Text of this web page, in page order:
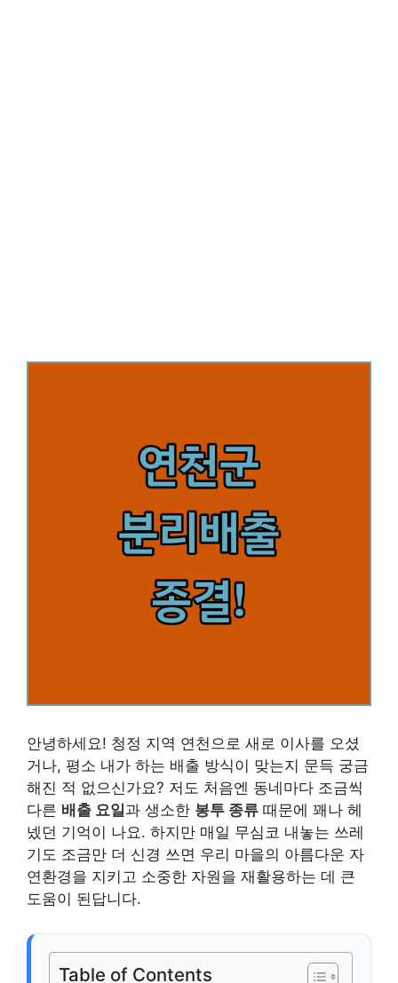
안녕하세요! 청정 지역 연천으로 새로 이사를 오셨
거나, 평소 내가 하는 배출 방식이 맞는지 문득 궁금
해진 적 없으신가요? 저도 처음엔 동네마다 조금씩
다른 배출 요일과 생소한 봉투 종류 때문에 꽤나 헤
넸던 기억이 나요. 하지만 매일 무심코 내놓는 쓰레
기도 조금만 더 신경 쓰면 우리 마을의 아름다운 자
연환경을 지키고 소중한 자원을 재활용하는 데 큰
도움이 된답니다.
Table of Contents